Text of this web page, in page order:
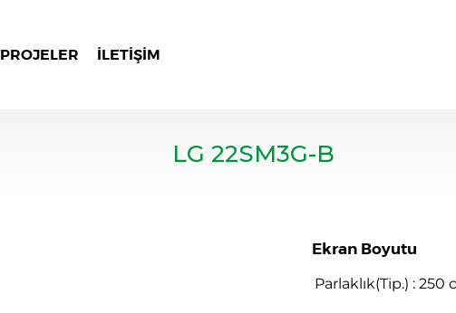
PROJELER İLETIŞIM
LG 22SM3G-B
Ekran Boyutu
Parlaklık(Tip.) : 250